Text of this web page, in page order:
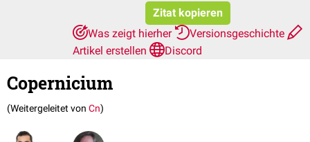
Zitat kopieren
Was zeigt hierher
Versionsgeschichte
Artikel erstellen
Discord
Copernicium
(Weitergeleitet von Cn)